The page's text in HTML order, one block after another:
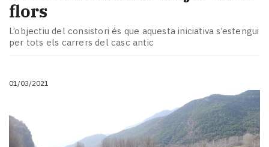
flors
L’objectiu del consistori és que aquesta iniciativa s’estengui
per tots els carrers del casc antic
01/03/2021